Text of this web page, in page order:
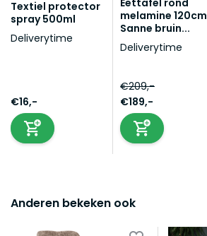
Textiel protector
spray 500ml
Deliverytime
€16,-
Eettafel rond
melamine 120cm
Sanne bruin...
Deliverytime
€209,-
€189,-
Anderen bekeken ook